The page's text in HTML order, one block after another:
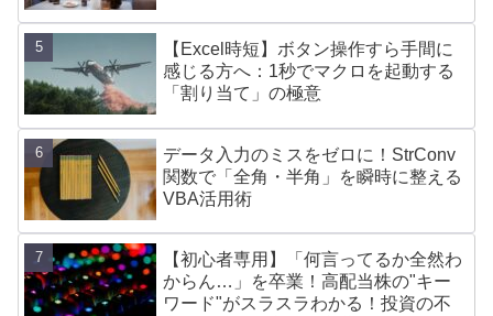
【Excel時短】ボタン操作すら手間に
感じる方へ：1秒でマクロを起動する
「割り当て」の極意
データ入力のミスをゼロに！StrConv
関数で「全角・半角」を瞬時に整える
VBA活用術
【初心者専用】「何言ってるか全然わ
からん…」を卒業！高配当株の"キー
ワード"がスラスラわかる！投資の不